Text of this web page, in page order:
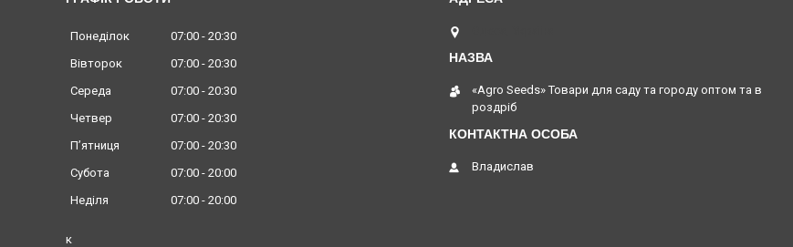
Понеділок 07:00
20:30
Вівторок
07:00
20:30
Середа
07:00
20:30
Четвер
07:00
20:30
Пʼятниця
07:00
20:30
Субота
07:00
20:00
Неділя
07:00 20:00
«Agro Seeds» Товари для саду та городу оптом та в
роздріб
Владислав
к